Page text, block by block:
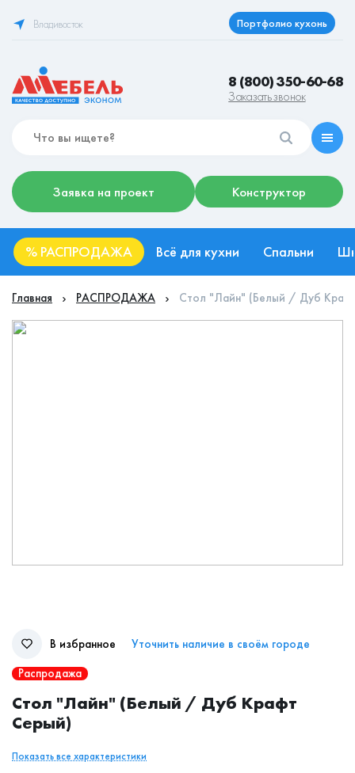
Владивосток Портфолио кухонь
8 (800) 350-60-68
Заказать звонок
Заявка на проект Конструктор
% РАСПРОДАЖА Всё для кухни Спальни
Главная РАСПРОДАЖА Стол "Лайн" (Белый / Дуб
В избранное
Уточнить наличие в своём городе
Распродажа
Стол "Лайн" (Белый / Дуб Крафт
Серый)
Показать все характеристики